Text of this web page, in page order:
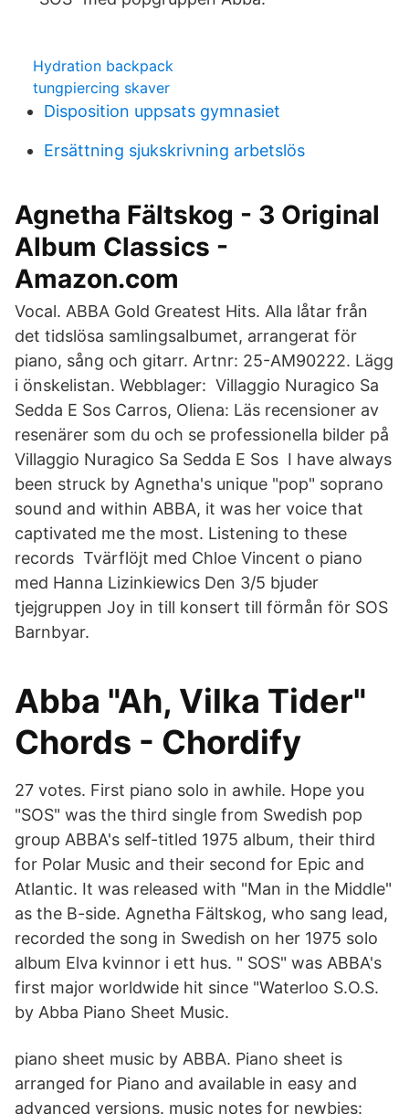
Hydration backpack
tungpiercing skaver
Disposition uppsats gymnasiet
Ersättning sjukskrivning arbetslös
Agnetha Fältskog - 3 Original
Album Classics -
Amazon.com
Vocal. ABBA Gold Greatest Hits. Alla låtar från
det tidslösa samlingsalbumet, arrangerat för
piano, sång och gitarr. Artnr: 25-AM90222. Lägg
i önskelistan. Webblager: Villaggio Nuragico Sa
Sedda E Sos Carros, Oliena: Läs recensioner av
resenärer som du och se professionella bilder på
Villaggio Nuragico Sa Sedda E Sos I have always
been struck by Agnetha's unique "pop" soprano
sound and within ABBA, it was her voice that
captivated me the most. Listening to these
records Tvärflöjt med Chloe Vincent o piano
med Hanna Lizinkiewics Den 3/5 bjuder
tjejgruppen Joy in till konsert till förmån för SOS
Barnbyar.
Abba "Ah, Vilka Tider"
Chords - Chordify
27 votes. First piano solo in awhile. Hope you
"SOS" was the third single from Swedish pop
group ABBA's self-titled 1975 album, their third
for Polar Music and their second for Epic and
Atlantic. It was released with "Man in the Middle"
as the B-side. Agnetha Fältskog, who sang lead,
recorded the song in Swedish on her 1975 solo
album Elva kvinnor i ett hus. " SOS" was ABBA's
first major worldwide hit since "Waterloo S.O.S.
by Abba Piano Sheet Music.
piano sheet music by ABBA. Piano sheet is
arranged for Piano and available in easy and
advanced versions. music notes for newbies: